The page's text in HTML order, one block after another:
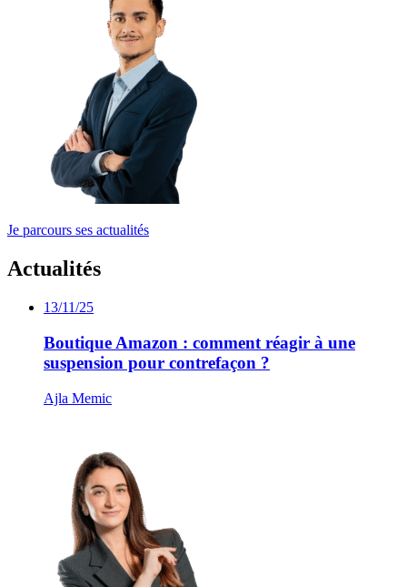
Je parcours ses actualités
Actualités
13/11/25
Boutique Amazon : comment réagir à une
suspension pour contrefaçon ?
Ajla Memic